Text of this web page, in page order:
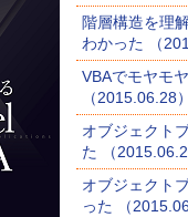
階層構造を理
わかった （
VBAでモヤモ
（2015.06.28）
オブジェクト
た （
オブジェクト
った （